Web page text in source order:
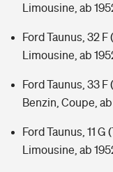
Limousine, ab
Ford Taunus, 32 F
Limousine, ab
Ford Taunus, 33 F
Benzin, Coupe,
Ford Taunus, 11 G
Limousine, ab